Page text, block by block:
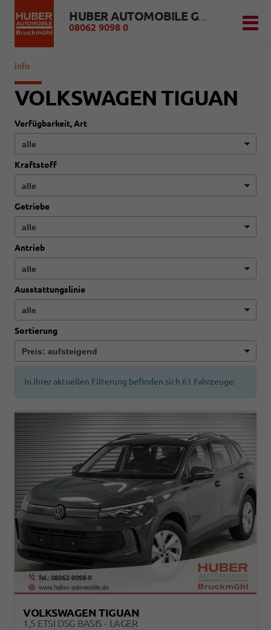
HUBER AUTOMOBILE GMBH
08062 9098 0
info
VOLKSWAGEN TIGUAN
Verfügbarkeit, Art
Kraftstoff
Getriebe
Antrieb
Ausstattungslinie
Sortierung
In Ihrer aktuellen Filterung befinden sich 61 Fahrzeuge:
VOLKSWAGEN TIGUAN
1,5 ETSI DSG BASIS - LAGER